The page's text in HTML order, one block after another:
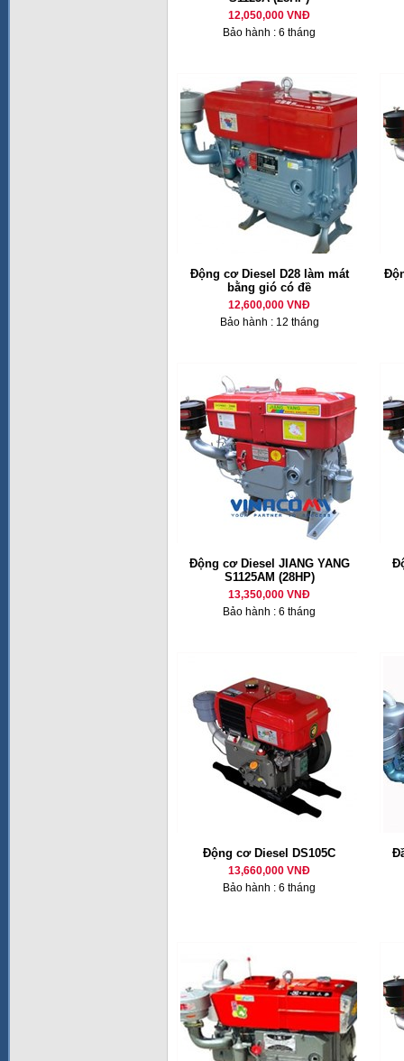
12,050,000 VNĐ
Bảo hành : 6 tháng
Động cơ Diesel D28 làm mát
bằng gió có đề
12,600,000 VNĐ
Bảo hành : 12 tháng
Động cơ Diesel JIANG YANG
S1125AM (28HP)
13,350,000 VNĐ
Bảo hành : 6 tháng
Động cơ Diesel DS105C
13,660,000 VNĐ
Bảo hành : 6 tháng